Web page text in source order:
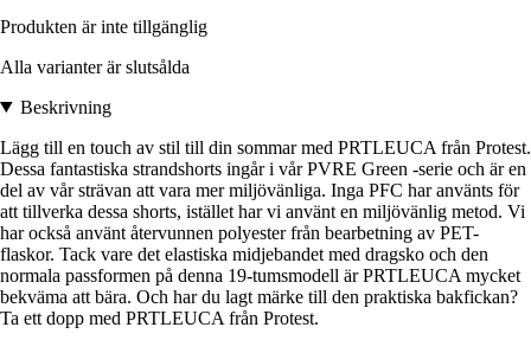
Produkten är inte tillgänglig
Alla varianter är slutsålda
Beskrivning
Lägg till en touch av stil till din sommar med PRTLEUCA från Protest.
Dessa fantastiska strandshorts ingår i vår PVRE Green -serie och är en
del av vår strävan att vara mer miljövänliga. Inga PFC har använts för
att tillverka dessa shorts, istället har vi använt en miljövänlig metod. Vi
har också använt återvunnen polyester från bearbetning av PET-
flaskor. Tack vare det elastiska midjebandet med dragsko och den
normala passformen på denna 19-tumsmodell är PRTLEUCA mycket
bekväma att bära. Och har du lagt märke till den praktiska bakfickan?
Ta ett dopp med PRTLEUCA från Protest.